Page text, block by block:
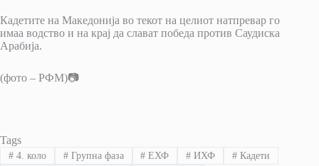
Кадетите на Македонија во текот на целиот натпревар го
имаа водство и на крај да слават победа против Саудиска
Арабија.
(фото – РФМ)📷
Tags
#4. коло #Групна фаза # ЕХФ # ИХФ # Кадети